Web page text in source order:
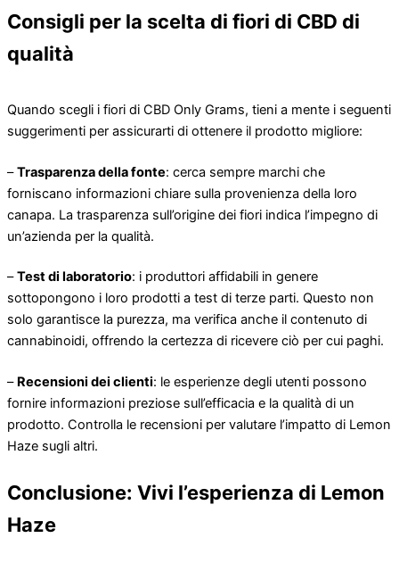
Consigli per la scelta di fiori di CBD di
qualità
Quando scegli i fiori di CBD Only Grams, tieni a mente i seguenti
suggerimenti per assicurarti di ottenere il prodotto migliore:
–Trasparenza della fonte: cerca sempre marchi che
forniscano informazioni chiare sulla provenienza della loro
canapa. La trasparenza sull’origine dei fiori indica l’impegno di
un’azienda per la qualità.
–Test di laboratorio: i produttori affidabili in genere
sottopongono i loro prodotti a test di terze parti. Questo non
solo garantisce la purezza, ma verifica anche il contenuto di
cannabinoidi, offrendo la certezza di ricevere ciò per cui paghi.
– Recensioni dei clienti: le esperienze degli utenti possono
fornire informazioni preziose sull’efficacia e la qualità di un
prodotto. Controlla le recensioni per valutare l’impatto di Lemon
Haze sugli altri.
Conclusione: Vivi l’esperienza di Lemon
Haze